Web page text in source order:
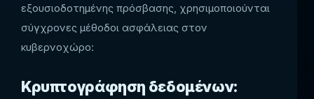
εξουσιοδοτημένης πρόσβασης, χρησιμοποιούνται
σύγχρονες μέθοδοι ασφάλειας στον
κυβερνοχώρο:
Κρυπτογράφηση δεδομένων: